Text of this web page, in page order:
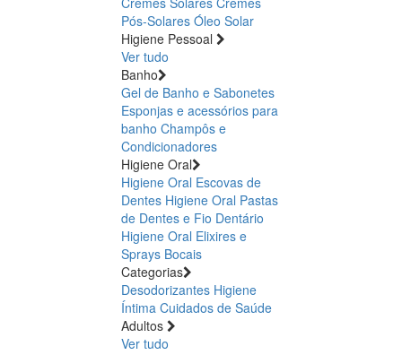
Pós-Solares Óleo Solar
Higiene Pessoal
Ver tudo
Banho
Gel de Banho e Sabonetes
Esponjas e acessórios para
banho Champôs e
Condicionadores
Higiene Oral
Higiene Oral Escovas de
Dentes Higiene Oral Pastas
de Dentes e Fio Dentário
Higiene Oral Elixires e
Sprays Bocais
Categorias
Desodorizantes Higiene
Íntima Cuidados de Saúde
Adultos
Ver tudo